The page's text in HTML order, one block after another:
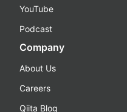
YouTube
Podcast
Company
About Us
Careers
Qiita Blog